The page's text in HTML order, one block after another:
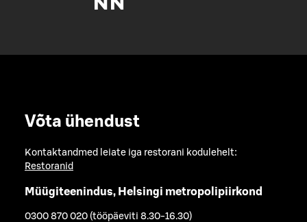
Võta ühendust
Kontaktandmed leiate iga restorani kodulehelt:
Restoranid
Müügiteenindus, Helsingi metropolipiirkond
0300 870 020 (tööpäeviti 8.30-16.30)